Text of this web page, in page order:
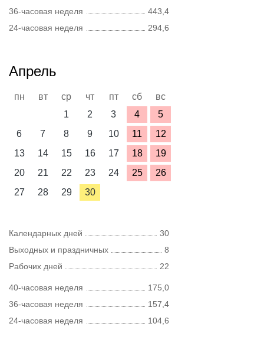
36-часовая неделя
443,4
24-часовая неделя
294,6
Апрель
пн вт ср чт пт сб
вс
1
2 3 4
5
6
7 8 9 10 11
12
13
14 15 16 17 18
19
20
21 22 23 24 25
26
27
28 29 30
Календарных дней
30
Выходных и праздничных
8
Рабочих дней
22
40-часовая неделя
175,0
36-часовая неделя
157,4
24-часовая неделя
104,6